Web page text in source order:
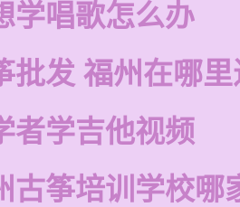
学唱歌怎么办
批发 福州在哪
者学吉他视频
古筝培训学校哪